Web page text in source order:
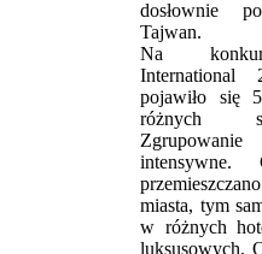
dosłownie
Tajwan.
Na
pojawiło się
różnych
miasta, tym
w różnych
luksusowych.